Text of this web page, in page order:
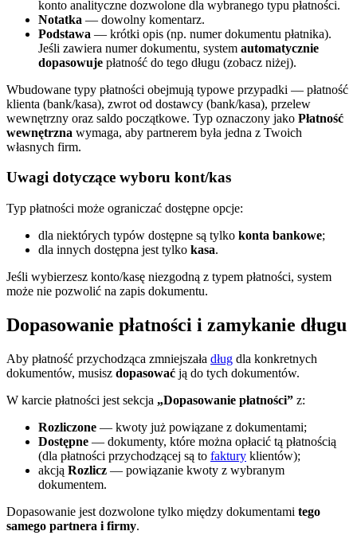
konto analityczne dozwolone dla wybranego typu płatności.
Notatka — dowolny komentarz.
Podstawa — krótki opis (np. numer dokumentu płatnika).
Jeśli zawiera numer dokumentu, system automatycznie
dopasowuje płatność do tego długu (zobacz niżej).
Wbudowane typy płatności obejmują typowe przypadki — płatność
klienta (bank/kasa), zwrot od dostawcy (bank/kasa), przelew
wewnętrzny oraz saldo początkowe. Typ oznaczony jako Płatność
wewnętrzna wymaga, aby partnerem była jedna z Twoich
własnych firm.
Uwagi dotyczące wyboru kont/kas
Typ płatności może ograniczać dostępne opcje:
dla niektórych typów dostępne są tylko konta bankowe;
dla innych dostępna jest tylko kasa.
Jeśli wybierzesz konto/kasę niezgodną z typem płatności, system
może nie pozwolić na zapis dokumentu.
Dopasowanie płatności i zamykanie długu
Aby płatność przychodząca zmniejszała dług dla konkretnych
dokumentów, musisz dopasować ją do tych dokumentów.
W karcie płatności jest sekcja „Dopasowanie płatności” z:
Rozliczone — kwoty już powiązane z dokumentami;
Dostępne — dokumenty, które można opłacić tą płatnością
(dla płatności przychodzącej są to faktury klientów);
akcją Rozlicz — powiązanie kwoty z wybranym
dokumentem.
Dopasowanie jest dozwolone tylko między dokumentami tego
samego partnera i firmy.